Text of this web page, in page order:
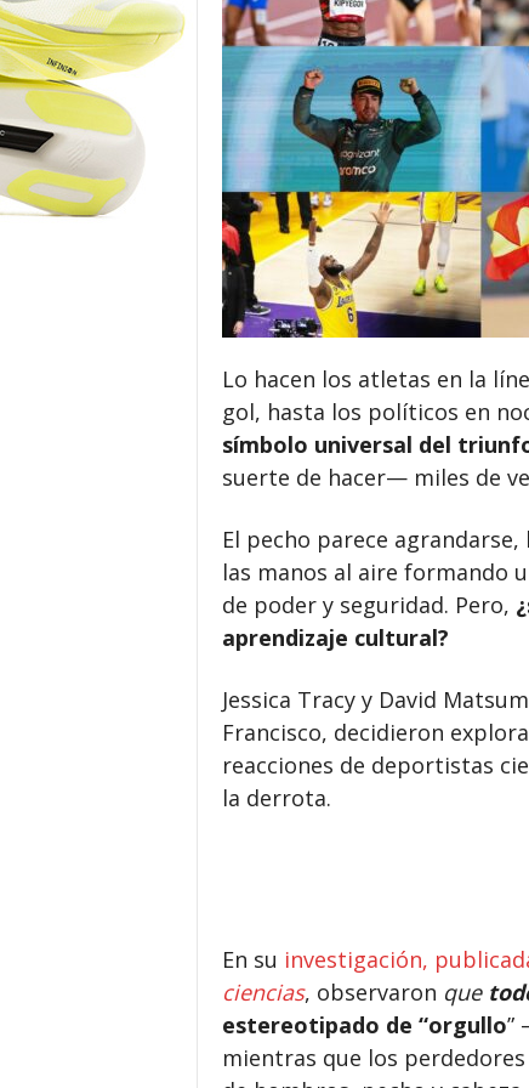
Lo hacen los atletas en la
gol, hasta los políticos en
símbolo universal del
suerte de hacer— miles de
El pecho parece
las manos al aire formando
de poder y seguridad. Pero,
aprendizaje cultural?
Jessica Tracy y David
Francisco, decidieron
reacciones de deportistas
la derrota.
En su investigación,
ciencias, observaron que
estereotipado de “orgullo”
mientras que los